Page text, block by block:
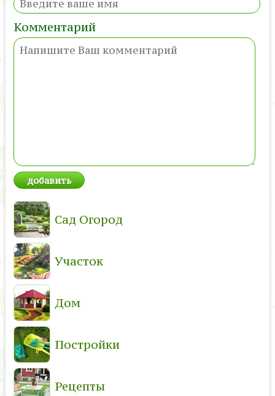
Комментарий
Сад Огород
Участок
Дом
Постройки
Рецепты